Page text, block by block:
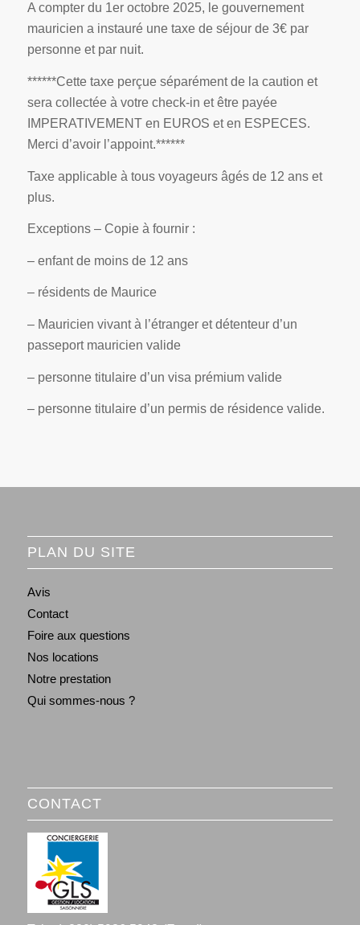
A compter du 1er octobre 2025, le gouvernement
mauricien a instauré une taxe de séjour de 3€ par
personne et par nuit.
******Cette taxe perçue séparément de la caution et
sera collectée à votre check-in et être payée
IMPERATIVEMENT en EUROS et en ESPECES.
Merci d’avoir l’appoint.******
Taxe applicable à tous voyageurs âgés de 12 ans et
plus.
Exceptions – Copie à fournir :
– enfant de moins de 12 ans
– résidents de Maurice
– Mauricien vivant à l’étranger et détenteur d’un
passeport mauricien valide
– personne titulaire d’un visa prémium valide
– personne titulaire d’un permis de résidence valide.
PLAN DU SITE
Avis
Contact
Foire aux questions
Nos locations
Notre prestation
Qui sommes-nous ?
CONTACT